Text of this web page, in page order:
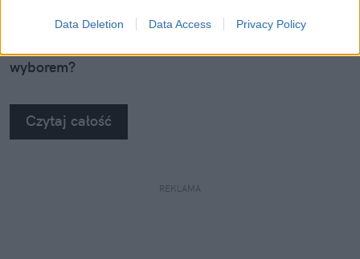
Data Deletion Data Access Privacy Policy
kolejny znalazł się na pierwszym miejscu
wyborem?
Czytaj całość
REKLAMA